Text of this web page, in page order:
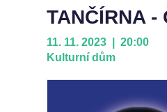
TANČÍRNA -
11. 11. 2023 | 20:00
Kulturní dům